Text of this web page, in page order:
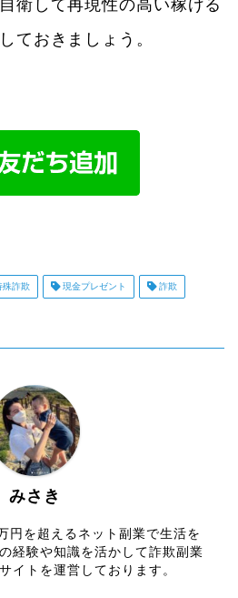
衛して再現性の高い稼げる
ておきましょう。
詐欺 現金プレゼント 詐欺
みさき
円を超えるネット副業で生活を
経験や知識を活かして詐欺副業
イトを運営しております。